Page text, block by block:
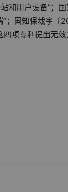
和用户设备”；国
；国知保裁字〔
项专利提出无效